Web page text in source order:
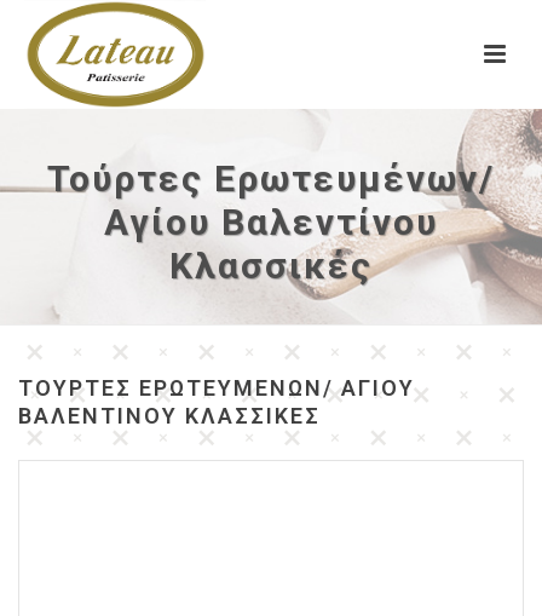
Τούρτες Ερωτευμένων/
Αγίου Βαλεντίνου
Κλασσικές
ΤΟΎΡΤΕΣ ΕΡΩΤΕΥΜΈΝΩΝ/ ΑΓΊΟΥ
ΒΑΛΕΝΤΊΝΟΥ ΚΛΑΣΣΙΚΈΣ